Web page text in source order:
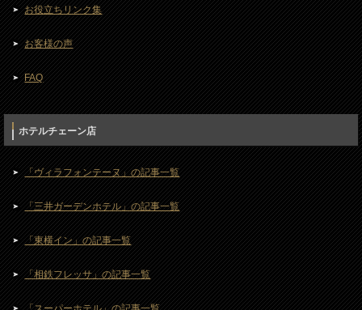
お役立ちリンク集
お客様の声
FAQ
ホテルチェーン店
「ヴィラフォンテーヌ」の記事一覧
「三井ガーデンホテル」の記事一覧
「東横イン」の記事一覧
「相鉄フレッサ」の記事一覧